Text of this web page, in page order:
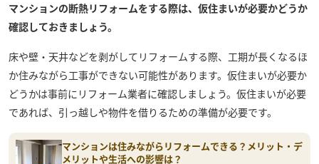
マンションの断熱リフォームをする際は、仮住まいが必要かどうか
確認しておきましょう。
床や壁・天井などを剥がしてリフォームする際、工期が長くなるほ
か住みながら工事ができない可能性があります。仮住まいが必要か
どうかは事前にリフォーム業者に確認しましょう。仮住まいが必要
であれば、引っ越しや物件を借りるための準備が必要です。
マンションは住みながらリフォームできる？メリット・デ
メリットや生活への影響は？